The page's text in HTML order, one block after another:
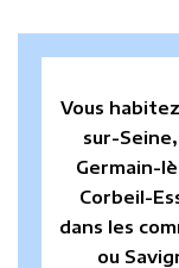
Vous
sur-
Germain-
Corbeil-
dans les
ou